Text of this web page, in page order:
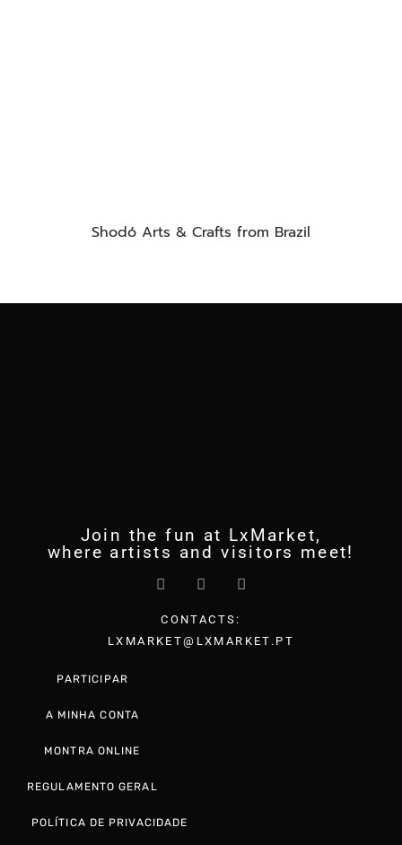
Shodó Arts & Crafts from Brazil
Join the fun at LxMarket,
where artists and visitors meet!
CONTACTS:
LXMARKET@LXMARKET.PT
POLÍTICA DE PRIVACIDADE
PARTICIPAR
A MINHA CONTA
MONTRA ONLINE
REGULAMENTO GERAL